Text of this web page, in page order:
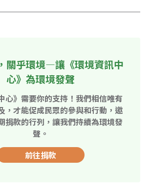
關乎環境—讓《環境資訊中
心》為環境發聲
心》需要你的支持！我們相信唯有
，才能促成民眾的參與和行動，邀
捐款的行列，讓我們持續為環境發
聲。
前往捐款